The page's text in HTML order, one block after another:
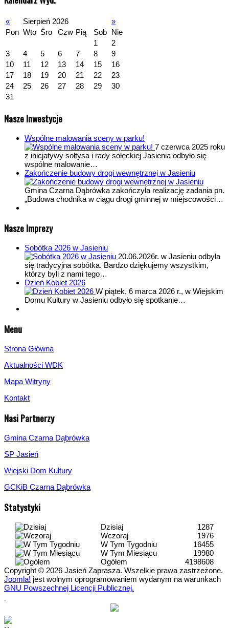
« Sierpień 2026
»
Pon Wto Śro Czw Pią Sob Nie
1
2
3
4 5 6 7 8
9
10
11 12 13 14 15
16
17
18 19 20 21 22
23
24
25 26 27 28 29
30
31
Nasze Inwestycje
Wspólne malowania sceny w parku!
7 czerwca 2025 roku
z inicjatywy sołtysa i rady sołeckiej Jasienia odbyło się
wspólne malowanie…
Zakończenie budowy drogi wewnętrznej w Jasieniu
Gmina Czarna Dąbrówka zakończyła realizację zadania pn.
„Budowa chodnika w ciągu drogi gminnej w miejscowości…
Nasze Imprezy
Sobótka 2026 w Jasieniu
20.06.2026r. w Jasieniu odbyła
się tradycyjna sobótka. Bardzo dziękujemy wszystkim,
którzy byli z nami tego…
Dzień Kobiet 2026
W piątek, 6 marca 2026 r., w Wiejskim
Domu Kultury w Jasieniu odbyło się spotkanie…
Menu
Strona Główna
Aktualności WDK
Mapa Witryny
Kontakt
Nasi Partnerzy
Gmina Czarna Dąbrówka
SP Jasień
Wiejski Dom Kultury
GCKiB Czarna Dąbrówka
Statystyki
Dzisiaj
1287
Wczoraj
1976
W Tym Tygodniu
16455
W Tym Miesiącu
19980
Ogółem
4198608
Copyright © 2026 Jasień Zaprasza. Wszelkie prawa zastrzeżone.
Joomla! jest wolnym oprogramowaniem wydanym na warunkach
GNU Powszechnej Licencji Publicznej.